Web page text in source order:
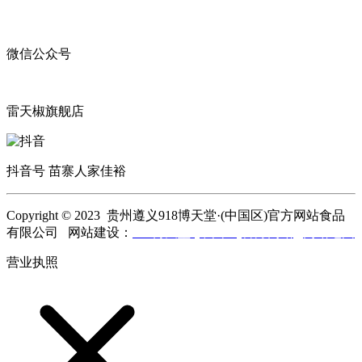
微信公众号
雷天椒旗舰店
抖音号 苗寨人家佳裕
Copyright © 2023 贵州遵义918博天堂·(中国区)官方网站食品
有限公司 网站建设：
营业执照